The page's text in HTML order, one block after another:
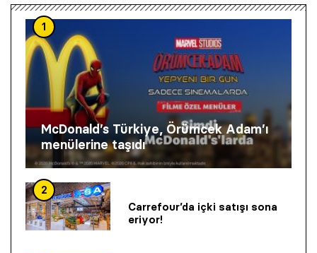
1
McDonald’s Türkiye, Örümcek Adam’ı
menülerine taşıdı
2
Carrefour’da içki satışı sona
eriyor!